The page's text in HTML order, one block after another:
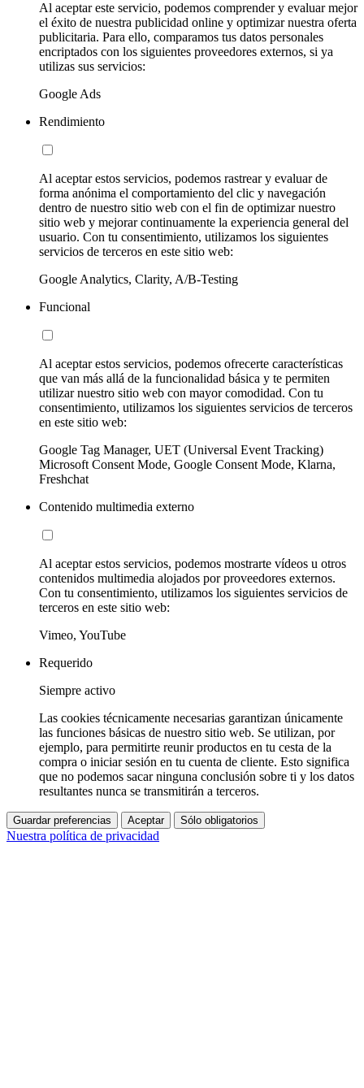
Al aceptar este servicio, podemos comprender y evaluar mejor
el éxito de nuestra publicidad online y optimizar nuestra oferta
publicitaria. Para ello, comparamos tus datos personales
encriptados con los siguientes proveedores externos, si ya
utilizas sus servicios:
Google Ads
Rendimiento
Al aceptar estos servicios, podemos rastrear y evaluar de
forma anónima el comportamiento del clic y navegación
dentro de nuestro sitio web con el fin de optimizar nuestro
sitio web y mejorar continuamente la experiencia general del
usuario. Con tu consentimiento, utilizamos los siguientes
servicios de terceros en este sitio web:
Google Analytics, Clarity, A/B-Testing
Funcional
Al aceptar estos servicios, podemos ofrecerte características
que van más allá de la funcionalidad básica y te permiten
utilizar nuestro sitio web con mayor comodidad. Con tu
consentimiento, utilizamos los siguientes servicios de terceros
en este sitio web:
Google Tag Manager, UET (Universal Event Tracking)
Microsoft Consent Mode, Google Consent Mode, Klarna,
Freshchat
Contenido multimedia externo
Al aceptar estos servicios, podemos mostrarte vídeos u otros
contenidos multimedia alojados por proveedores externos.
Con tu consentimiento, utilizamos los siguientes servicios de
terceros en este sitio web:
Vimeo, YouTube
Requerido
Siempre activo
Las cookies técnicamente necesarias garantizan únicamente
las funciones básicas de nuestro sitio web. Se utilizan, por
ejemplo, para permitirte reunir productos en tu cesta de la
compra o iniciar sesión en tu cuenta de cliente. Esto significa
que no podemos sacar ninguna conclusión sobre ti y los datos
resultantes nunca se transmitirán a terceros.
Guardar preferencias Aceptar Sólo obligatorios
Nuestra política de privacidad